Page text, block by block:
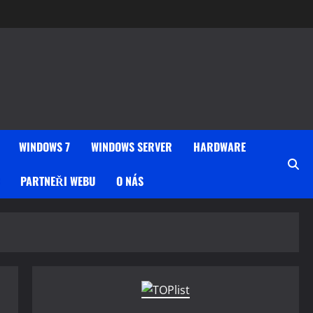
WINDOWS 7 WINDOWS SERVER HARDWARE
PARTNEŘI WEBU O NÁS